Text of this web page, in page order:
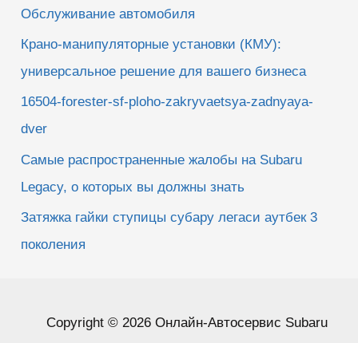
Обслуживание автомобиля
Крано-манипуляторные установки (КМУ):
универсальное решение для вашего бизнеса
16504-forester-sf-ploho-zakryvaetsya-zadnyaya-
dver
Самые распространенные жалобы на Subaru
Legacy, о которых вы должны знать
Затяжка гайки ступицы субару легаси аутбек 3
поколения
Copyright © 2026 Онлайн-Автосервис Subaru